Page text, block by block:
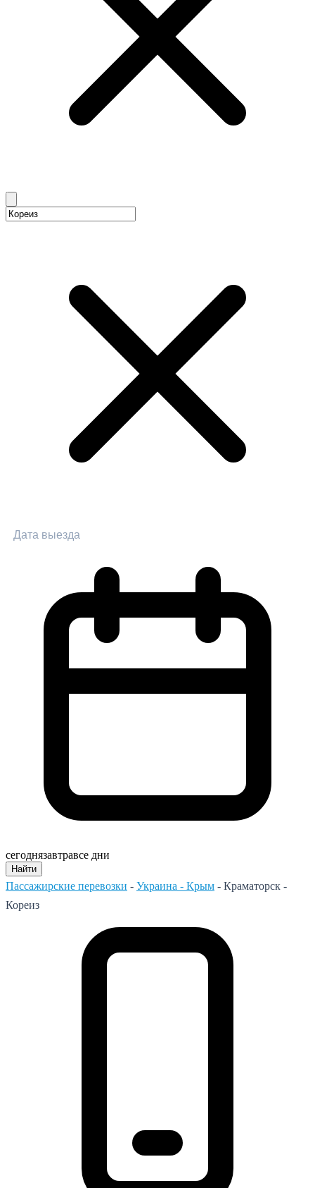
сегоднязавтравсе дни
Найти
Пассажирские перевозки - Украина - Крым - Краматорск -
Кореиз